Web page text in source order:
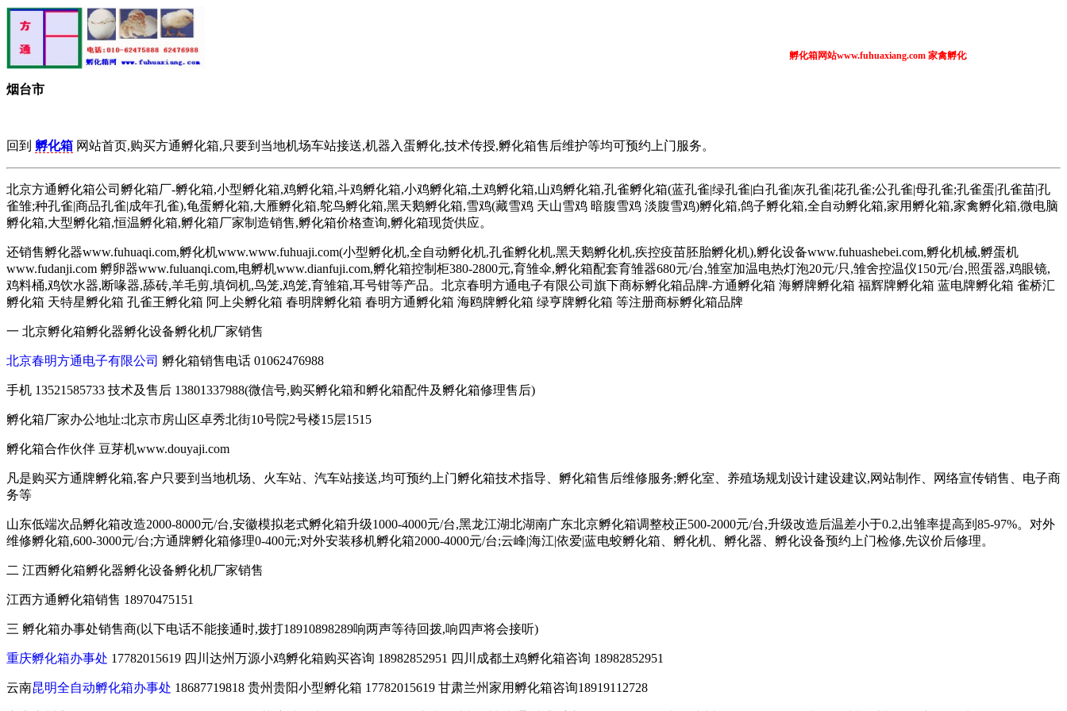
孵化箱网站www.fuhuaxiang.com 家禽孵化箱 全自动孵化箱 土鸡
烟台市
回到 孵化箱 网站首页,购买方通孵化箱,只要到当地机场车站接送,机器入蛋孵化,技术传授,孵化箱售后维护等均可预约上门服务。
北京方通孵化箱公司孵化箱厂-孵化箱,小型孵化箱,鸡孵化箱,斗鸡孵化箱,小鸡孵化箱,土鸡孵化箱,山鸡孵化箱,孔雀孵化箱(蓝孔雀|绿孔雀|白孔雀|灰孔雀|花孔雀;公孔雀|母孔雀;孔雀蛋|孔雀苗|孔
雀雏;种孔雀|商品孔雀|成年孔雀),龟蛋孵化箱,大雁孵化箱,鸵鸟孵化箱,黑天鹅孵化箱,雪鸡(藏雪鸡 天山雪鸡 暗腹雪鸡 淡腹雪鸡)孵化箱,鸽子孵化箱,全自动孵化箱,家用孵化箱,家禽孵化箱,微电脑
孵化箱,大型孵化箱,恒温孵化箱,孵化箱厂家制造销售,孵化箱价格查询,孵化箱现货供应。
还销售孵化器www.fuhuaqi.com,孵化机www.www.fuhuaji.com(小型孵化机,全自动孵化机,孔雀孵化机,黑天鹅孵化机,疾控疫苗胚胎孵化机),孵化设备www.fuhuashebei.com,孵化机械,孵蛋机
www.fudanji.com 孵卵器www.fuluanqi.com,电孵机www.dianfuji.com,孵化箱控制柜380-2800元,育雏伞,孵化箱配套育雏器680元/台,雏室加温电热灯泡20元/只,雏舍控温仪150元/台,照蛋器,鸡眼镜,
鸡料桶,鸡饮水器,断喙器,舔砖,羊毛剪,填饲机,鸟笼,鸡笼,育雏箱,耳号钳等产品。北京春明方通电子有限公司旗下商标孵化箱品牌-方通孵化箱 海孵牌孵化箱 福辉牌孵化箱 蓝电牌孵化箱 雀桥汇
孵化箱 天特星孵化箱 孔雀王孵化箱 阿上尖孵化箱 春明牌孵化箱 春明方通孵化箱 海鸥牌孵化箱 绿亨牌孵化箱 等注册商标孵化箱品牌
一 北京孵化箱孵化器孵化设备孵化机厂家销售
北京春明方通电子有限公司 孵化箱销售电话 01062476988
手机 13521585733 技术及售后 13801337988(微信号,购买孵化箱和孵化箱配件及孵化箱修理售后)
孵化箱厂家办公地址:北京市房山区卓秀北街10号院2号楼15层1515
孵化箱合作伙伴 豆芽机www.douyaji.com
凡是购买方通牌孵化箱,客户只要到当地机场、火车站、汽车站接送,均可预约上门孵化箱技术指导、孵化箱售后维修服务;孵化室、养殖场规划设计建设建议,网站制作、网络宣传销售、电子商
务等
山东低端次品孵化箱改造2000-8000元/台,安徽模拟老式孵化箱升级1000-4000元/台,黑龙江湖北湖南广东北京孵化箱调整校正500-2000元/台,升级改造后温差小于0.2,出雏率提高到85-97%。对外
维修孵化箱,600-3000元/台;方通牌孵化箱修理0-400元;对外安装移机孵化箱2000-4000元/台;云峰|海江|依爱|蓝电蛟孵化箱、孵化机、孵化器、孵化设备预约上门检修,先议价后修理。
二 江西孵化箱孵化器孵化设备孵化机厂家销售
江西方通孵化箱销售 18970475151
三 孵化箱办事处销售商(以下电话不能接通时,拨打18910898289响两声等待回拨,响四声将会接听)
重庆孵化箱办事处 17782015619 四川达州万源小鸡孵化箱购买咨询 18982852951 四川成都土鸡孵化箱咨询 18982852951
云南昆明全自动孵化箱办事处 18687719818 贵州贵阳小型孵化箱 17782015619 甘肃兰州家用孵化箱咨询18919112728